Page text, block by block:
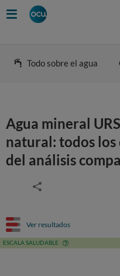
Todo sobre el agua
Agua mineral
natural: todos los
del análisis
Ver resultados
ESCALA SALUDABLE